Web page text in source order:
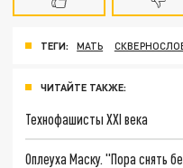
ТЕГИ: МАТЬ
ЧИТАЙТЕ ТАКЖЕ:
Технофашисты XXI века
Оплеуха Маску. "Пора снять